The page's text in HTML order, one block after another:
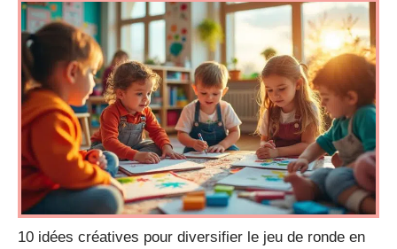
10 idées créatives pour diversifier le jeu de ronde en